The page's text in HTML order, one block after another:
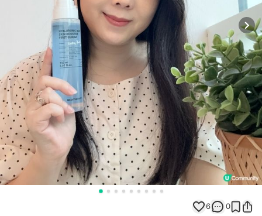
6 0